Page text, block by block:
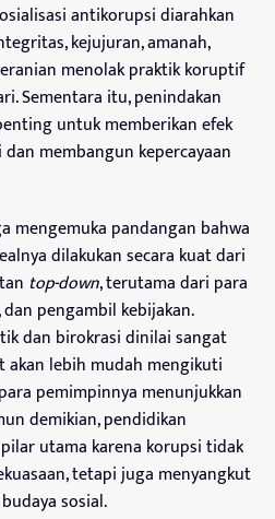
antikorupsi diarahkan
kejujuran, amanah,
menolak praktik koruptif
Sementara itu, penindakan
untuk memberikan efek
membangun kepercayaan
mengemuka pandangan bahwa
dilakukan secara kuat dari
top-down, terutama dari para
pengambil kebijakan.
dan birokrasi dinilai sangat
akan lebih mudah mengikuti
pemimpinnya menunjukkan
demikian, pendidikan
utama karena korupsi tidak
tetapi juga menyangkut
sosial.